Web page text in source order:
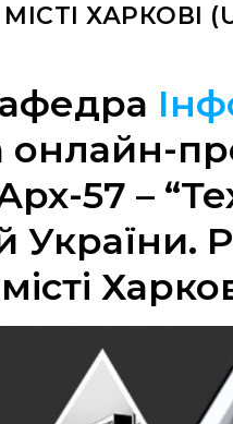
ХАРКОВІ
онлайн-
57 –
України.